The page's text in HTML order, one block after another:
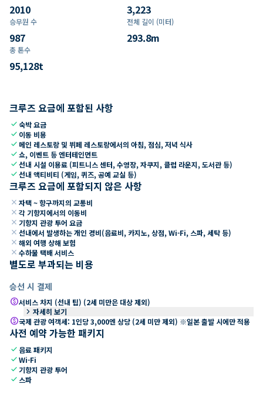
2010 3,223
승무원 수
987
전체 길이 (미터)
293.8m
총 톤수
95,128t
크루즈 요금에 포함된 사항
check숙박 요금
check 이동 비용
check 메인 레스토랑 및 뷔페 레스토랑에서의 아침, 점심, 저녁 식사
check쇼, 이벤트 등 엔터테인먼트
check선내 시설 이용료 (피트니스 센터, 수영장, 자쿠지, 클럽 라운지, 도서관 등)
check선내 액티비티 (게임, 퀴즈, 공예 교실 등)
크루즈 요금에 포함되지 않은 사항
close 자택 ~ 항구까지의 교통비
close 각 기항지에서의 이동비
close 기항지 관광 투어 요금
close 선내에서 발생하는 개인 경비(음료비, 카지노, 상점, Wi-Fi, 스파, 세탁 등)
close 해외 여행 상해 보험
close 수하물 택배 서비스
별도로 부과되는 비용
승선 시 결제
paid서비스 차지 (선내 팁) (2세 미만은 대상 제외)
keyboard_arrow_right 자세히 보기
paid국제 관광 여객세: 1인당 3,000엔 상당 (2세 미만 제외) ※일본 출발 시에만 적용
사전 예약 가능한 패키지
check 음료 패키지
checkWi-Fi
check 기항지 관광 투어
check 스파